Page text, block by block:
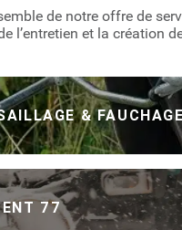
de notre offre de
l’entretien et la création
& FAUCHAGE
77